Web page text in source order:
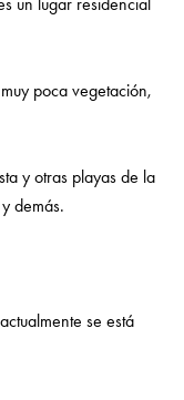
poca vegetación,
y otras playas de la
demás.
se está